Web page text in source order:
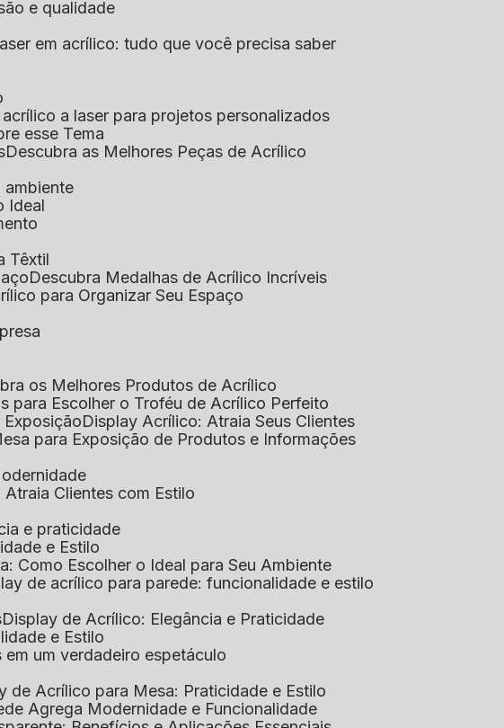
e qualidade
laser em acrílico: tudo que você precisa saber
acrílico a laser para projetos personalizados
esse Tema
Descubra as Melhores Peças de Acrílico
ambiente
Ideal
Têxtil
Descubra Medalhas de Acrílico Incríveis
para Organizar Seu Espaço
os Melhores Produtos de Acrílico
para Escolher o Troféu de Acrílico Perfeito
Exposição
Display Acrílico: Atraia Seus Clientes
para Exposição de Produtos e Informações
Atraia Clientes com Estilo
e praticidade
e Estilo
Como Escolher o Ideal para Seu Ambiente
de acrílico para parede: funcionalidade e estilo
Display de Acrílico: Elegância e Praticidade
e Estilo
em um verdadeiro espetáculo
de Acrílico para Mesa: Praticidade e Estilo
Agrega Modernidade e Funcionalidade